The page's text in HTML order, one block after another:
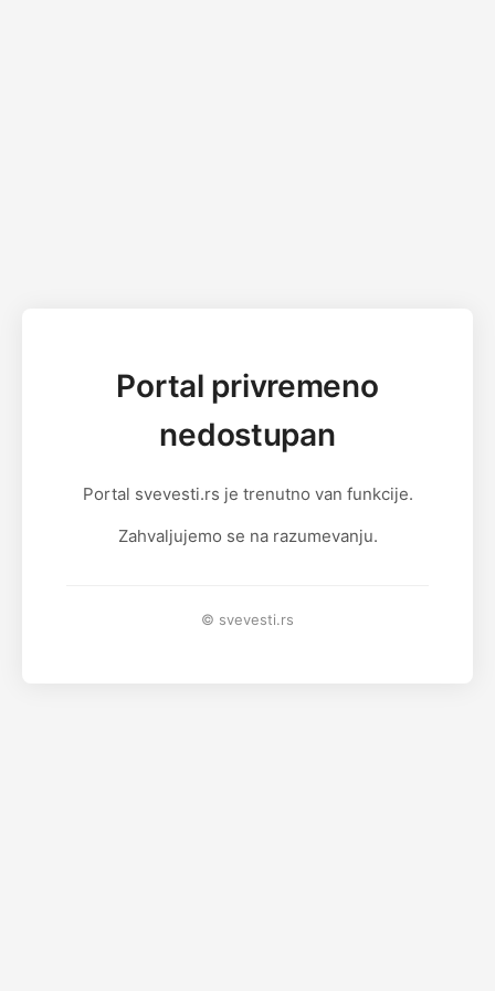
Portal privremeno
nedostupan
Portal svevesti.rs je trenutno van funkcije.
Zahvaljujemo se na razumevanju.
© svevesti.rs